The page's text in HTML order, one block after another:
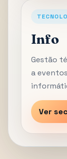
Info
Gestão
a
Ver